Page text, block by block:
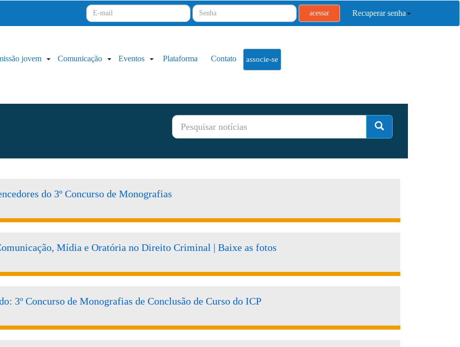
acessar Recuperar senha
jovem Comunicação Eventos Plataforma Contato associe-se
do 3º Concurso de Monografias
Mídia e Oratória no Direito Criminal | Baixe as fotos
3º Concurso de Monografias de Conclusão de Curso do ICP